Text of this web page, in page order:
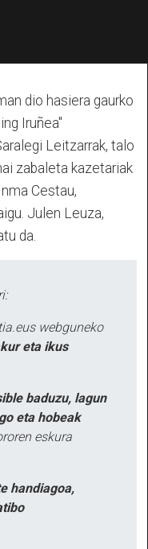
dio hasiera gaurko
Iruñea"
Leitzarrak, talo
zabaleta kazetariak
Cestau,
Julen Leuza,
da.
webguneko
eta ikus
baduzu, lagun
eta hobeak
eskura
handiagoa,